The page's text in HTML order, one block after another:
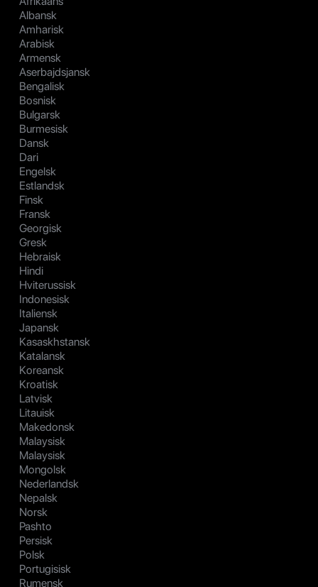
Albansk
Amharisk
Arabisk
Armensk
Aserbajdsjansk
Bengalisk
Bosnisk
Bulgarsk
Burmesisk
Dansk
Dari
Engelsk
Estlandsk
Finsk
Fransk
Georgisk
Gresk
Hebraisk
Hindi
Hviterussisk
Indonesisk
Italiensk
Japansk
Kasaskhstansk
Katalansk
Koreansk
Kroatisk
Latvisk
Litauisk
Makedonsk
Malaysisk
Malaysisk
Mongolsk
Nederlandsk
Nepalsk
Norsk
Pashto
Persisk
Polsk
Portugisisk
Rumensk